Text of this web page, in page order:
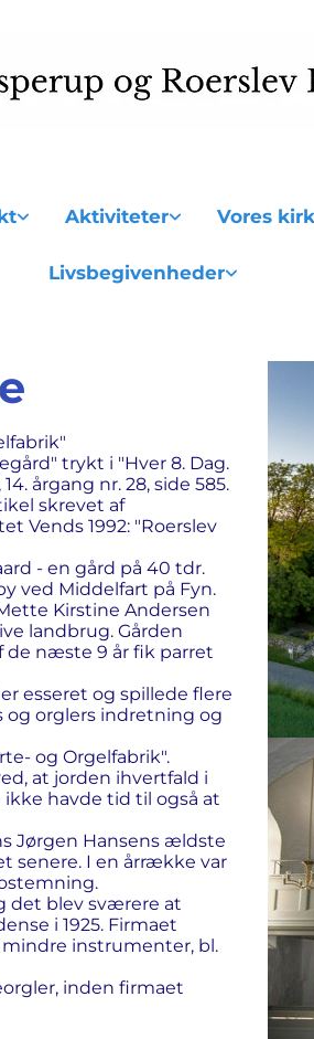
Aktiviteter Vores
Livsbegivenheder
trykt i "Hver 8. Dag.
årgang nr. 28, side 585.
skrevet af
Vends 1992: "Roerslev
- en gård på 40 tdr.
ved Middelfart på Fyn.
Kirstine Andersen
landbrug. Gården
de næste 9 år fik parret
esseret og spillede flere
orglers indretning og
og Orgelfabrik".
at jorden ihvertfald i
havde tid til også at
Jørgen Hansens ældste
senere. I en årrække var
det blev sværere at
i 1925. Firmaet
instrumenter, bl.
inden firmaet